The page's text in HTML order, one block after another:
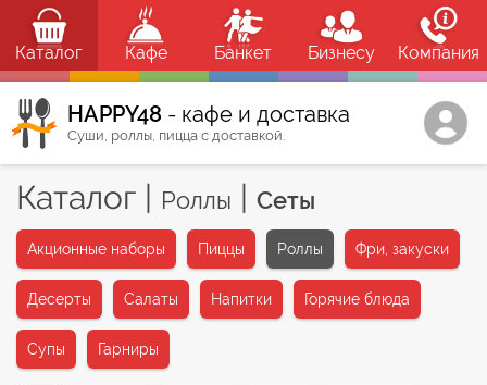
Каталог Кафе Банкет Бизнесу Компания
HAPPY48 - кафе и доставка
Суши, роллы, пицца с доставкой.
Каталог Роллы Сеты
Акционные наборы Пиццы Роллы Фри, закуски
Десерты Салаты Напитки Горячие блюда
Супы Гарниры